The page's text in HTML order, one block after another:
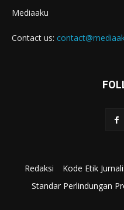
Mediaaku
Contact us:
Redaksi Kode Etik
Standar Perlindungan